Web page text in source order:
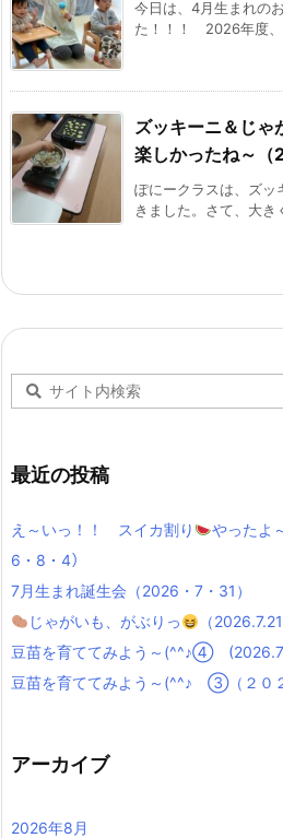
今日は、4月生まれの
た！！！ 2026年度
ズッキーニ＆じゃ
楽しかったね～（
ぽにークラスは、ズッ
きました。さて、大
最近の投稿
え～いっ！！ スイカ割り
やった
6・8・4）
7月生まれ誕生会（2026・7・31）
じゃがいも、がぶりっ
（2026.7.21
豆苗を育ててみよう～(^^♪④
豆苗を育ててみよう～(^^♪ ③（２０
アーカイブ
2026年8月